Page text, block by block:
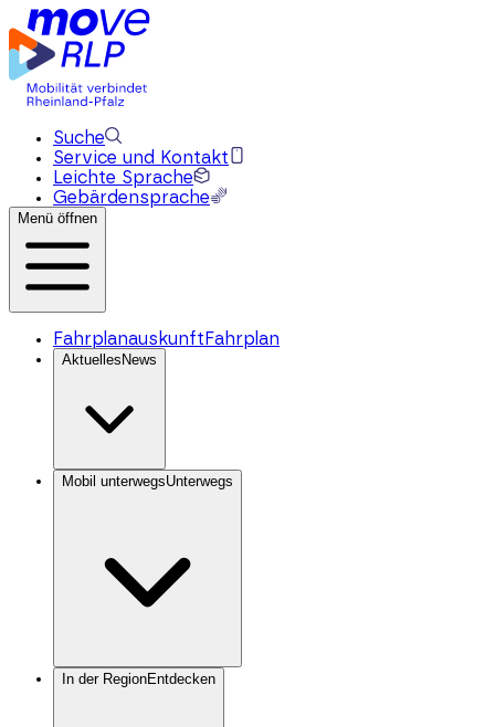
Suche
Service und Kontakt
Leichte Sprache
Gebärdensprache
Menü öffnen
Fahrplanauskunft Fahrplan
Aktuelles News
Mobil unterwegsUnterwegs
In der RegionEntdecken